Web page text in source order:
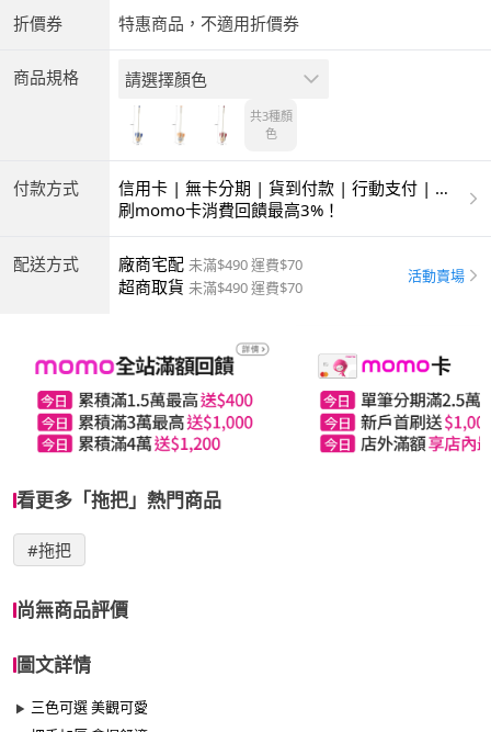
折價券 特惠商品，不適用折價券
商品規格 請選擇顏色
共3種顏
色
付款方式
信用卡 | 無卡分期 | 貨到付款 | 行動支付 | 超
商付款 | ATM | 銀聯卡
刷momo卡消費回饋最高3%！
配送方式 廠商宅配 未滿$490 運費$70
超商取貨 未滿$490 運費$70
活動賣場
看更多「拖把」熱門商品
#拖把
尚無商品評價
圖文詳情
三色可選 美觀可愛